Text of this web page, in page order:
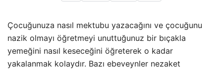
Çocuğunuza nasıl mektubu yazacağını ve çocuğunu
nazik olmayı öğretmeyi unuttuğunuz bir bıçakla
yemeğini nasıl keseceğini öğreterek o kadar
yakalanmak kolaydır. Bazı ebeveynler nezaket